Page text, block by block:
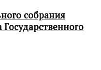
собрания